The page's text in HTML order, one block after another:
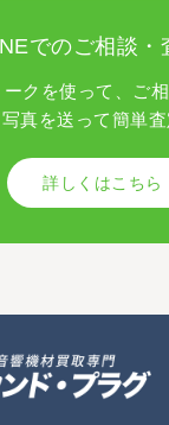
でのご相談・
クを使って、ご相
写真を送って簡単査
詳しくはこちら